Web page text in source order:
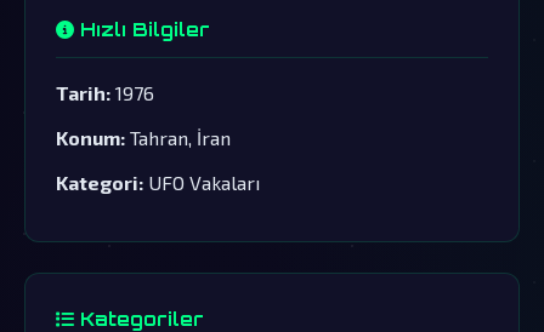
Hızlı Bilgiler
Tarih: 1976
Konum: Tahran, İran
Kategori: UFO Vakaları
Kategoriler